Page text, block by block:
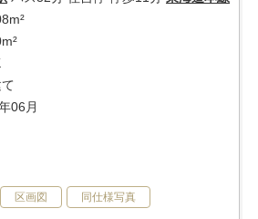
06月
区画図 同仕様写真